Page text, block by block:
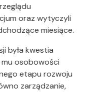
oraz wytyczyli
miesiące.
była kwestia
osobowości
etapu rozwoju
zarządzanie,